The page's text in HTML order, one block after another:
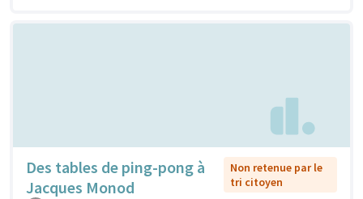
Des tables de ping-pong à
Jacques Monod
Non retenue par le
tri citoyen